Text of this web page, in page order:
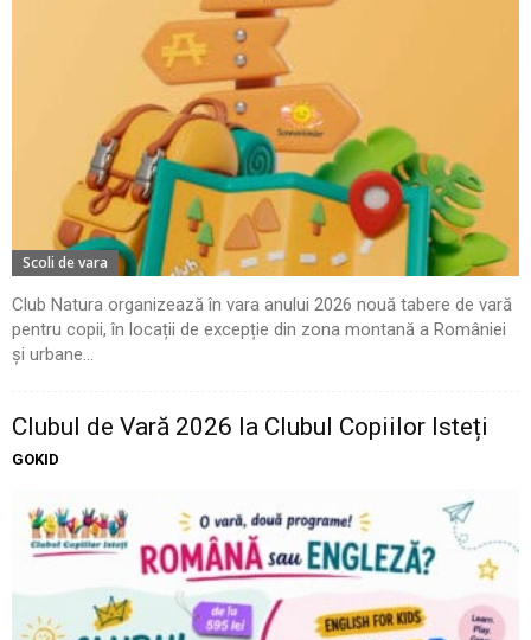
Scoli de vara
Club Natura organizează în vara anului 2026 nouă tabere de vară
pentru copii, în locații de excepție din zona montană a României
și urbane...
Clubul de Vară 2026 la Clubul Copiilor Isteți
GOKID